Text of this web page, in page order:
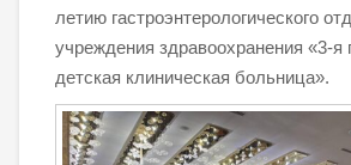
летию гастроэнтерологического
учреждения здравоохранения «3-я
детская клиническая больница».